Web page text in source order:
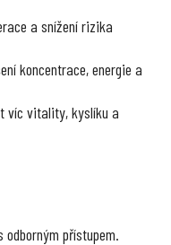
a snížení rizika
koncentrace, energie a
víc vitality, kyslíku a
odborným přístupem.